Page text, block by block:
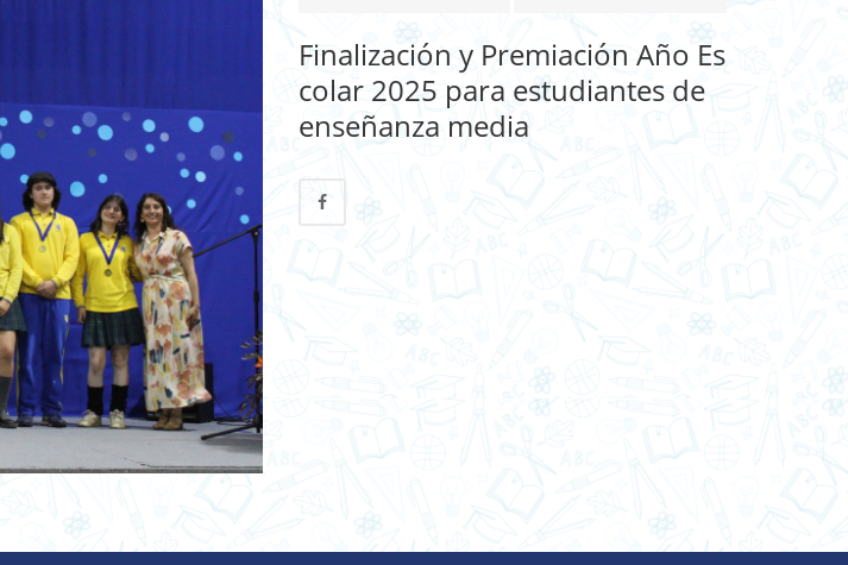
Finalización y Premiación Año Es
colar 2025 para estudiantes de
enseñanza media